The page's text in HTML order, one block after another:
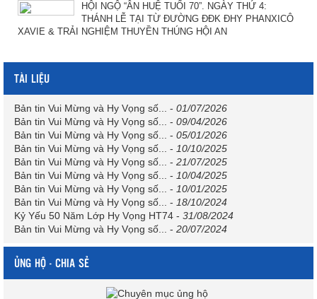
HỘI NGỘ “ÂN HUỆ TUỔI 70”. NGÀY THỨ 4:
THÁNH LỄ TẠI TỪ ĐƯỜNG ĐĐK ĐHY PHANXICÔ
XAVIE & TRẢI NGHIỆM THUYỀN THÚNG HỘI AN
TÀI LIỆU
Bản tin Vui Mừng và Hy Vọng số... - 01/07/2026
Bản tin Vui Mừng và Hy Vọng số...
- 09/04/2026
Bản tin Vui Mừng và Hy Vọng số...
- 05/01/2026
Bản tin Vui Mừng và Hy Vọng số...
- 10/10/2025
Bản tin Vui Mừng và Hy Vọng số...
- 21/07/2025
Bản tin Vui Mừng và Hy Vọng số...
- 10/04/2025
Bản tin Vui Mừng và Hy Vọng số...
- 10/01/2025
Bản tin Vui Mừng và Hy Vọng số...
- 18/10/2024
Kỷ Yếu 50 Năm Lớp Hy Vọng HT74 - 31/08/2024
Bản tin Vui Mừng và Hy Vọng số...
- 20/07/2024
ỦNG HỘ - CHIA SẺ